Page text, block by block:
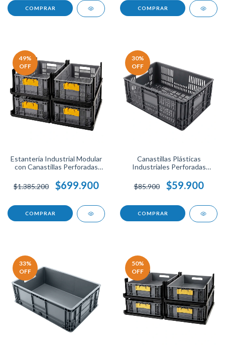
COMPRAR COMPRAR
49%
OFF
Estantería Industrial Modular
con Canastillas Perforadas
Almacenamiento.
$1.385.200 $699.900
COMPRAR
30%
OFF
Canastillas Plásticas
Industriales Perforadas
Negocio o Taller.
$85.900 $59.900
COMPRAR
33%
OFF
50%
OFF